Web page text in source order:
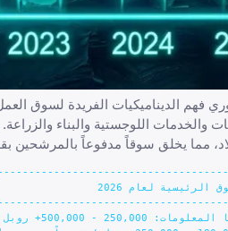
والخدمات اللوجستية والبناء
مما يخلق سوقاً مدفوعاً بالمرشحين